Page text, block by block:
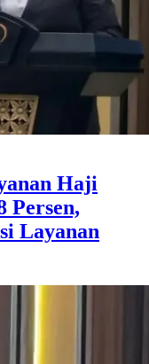
Haji
Persen,
Layanan